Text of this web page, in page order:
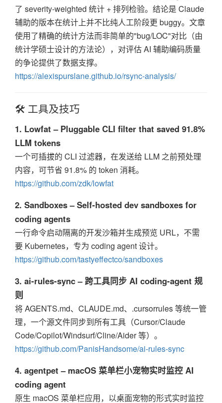
了 severity-weighted 统计 + 排列检验。结论是 Claude
辅助的版本在统计上并不比纯人工阶段更 buggy。文章
使用了精确的统计方法而非简单的"bug/LOC"对比（由
统计学硕士设计的方法论），对评估 AI 辅助编码质量
的争论提供了数据支撑。
https://alexispurslane.github.io/rsync-analysis/
🛠️ 工具及技巧
1. Lowfat – Pluggable CLI filter that saved 91.8%
LLM tokens
一个可插拔的 CLI 过滤器，在发送给 LLM 之前预处理
内容，可节省 91.8% 的 token 消耗。
https://github.com/zdk/lowfat
2. Sandboxes – Self-hosted dev sandboxes for
coding agents
一行命令启动隔离的开发沙箱并生成预览 URL，不需
要 Kubernetes，专为 coding agent 设计。
https://github.com/tastyeffectco/sandboxes
3. ai-rules-sync – 跨工具同步 AI coding-agent 规
则
将 AGENTS.md、CLAUDE.md、.cursorrules 等统一管
理，一个源文件同步到所有工具（Cursor/Claude
Code/Copilot/Windsurf/Cline/Aider 等）。
https://github.com/PanisHandsome/ai-rules-sync
4. agentpet – macOS 菜单栏小宠物实时监控 AI
coding agent
原生 macOS 菜单栏应用，以桌面宠物的形式实时监控